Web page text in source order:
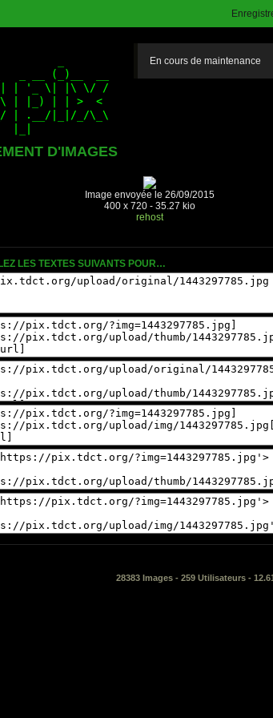
D'IMAGES
En cours de maintenance
Image envoyée le 26/09/2015
400 x 720 - 35.27 kio
rehost
LES TEXTES SUIVANTS POUR…
28383 Images - 259 Utilisateurs -